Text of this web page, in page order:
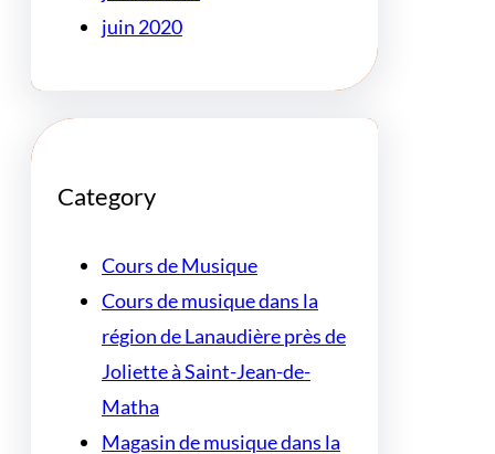
juin 2020
Category
Cours de Musique
Cours de musique dans la
région de Lanaudière près de
Joliette à Saint-Jean-de-
Matha
Magasin de musique dans la